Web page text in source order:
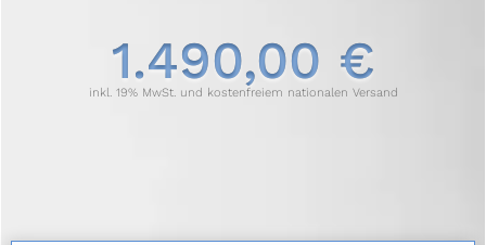
1.490,00 €
inkl. 19% MwSt. und kostenfreiem nationalen Versand